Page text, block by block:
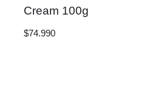
Cream 100g
$74.990